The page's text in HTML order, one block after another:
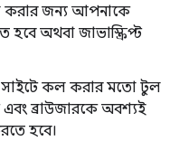
করার জন্য আপনাকে
হবে অথবা জাভাস্ক্রিপ্ট
কল করার মতো টুল
এবং ব্রাউজারকে অবশ্যই
হবে।